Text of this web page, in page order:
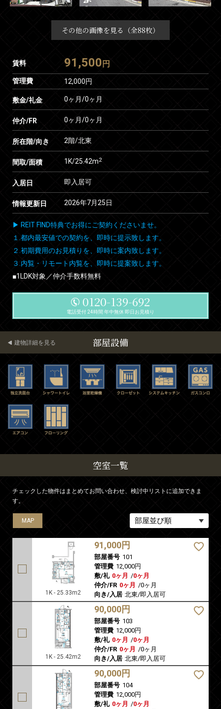
その他の画像を見る（全88枚）
賃料 91,500 円
管理費 12,000円
敷金/礼金 0ヶ月/0ヶ月
仲介/FR 0ヶ月/0ヶ月
所在階/向き 2階/北東
間取/面積 1K/25.42m2
入居日 即入居可
情報更新日 2026年7月25日
▶ REIT FIND特典でお得にご契約くださいませ。
１.都内最安値での契約を、即時に提示致します。
２.初期費用のお見積りを、即時に案内致します。
３.内覧・リモート内覧を、即時に提案致します。
■1LDK対象／仲介手数料無料
0120-139-692
電話受付 24時間 年中無休 即日お見積り
部屋設備
建物詳細を見る
空室一覧
チェックした物件はまとめてお問い合わせ、検討中リストに追加できま
す。
MAP
1K - 25.33m2
91,000円
部屋番号 101
管理費 12,000円
敷/礼 0ヶ月 /0ヶ月
仲介/FR 0ヶ月 /0ヶ月
向き/入居 北東/即入居可
MAP
1K - 25.42m2
90,000円
部屋番号 103
管理費 12,000円
敷/礼 0ヶ月 /0ヶ月
仲介/FR 0ヶ月 /0ヶ月
向き/入居 北東/即入居可
MAP
90,000円
部屋番号 104
管理費 12,000円
敷/礼 0ヶ月 /0ヶ月
MAP
MAP
MAP
MAP
MAP
MAP
MAP
MAP
MAP